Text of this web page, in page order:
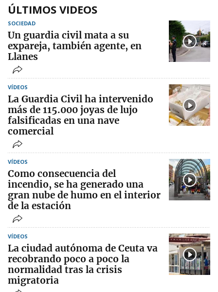
ÚLTIMOS VIDEOS
SOCIEDAD
Un guardia civil mata a su
expareja, también agente, en
Llanes
VÍDEOS
La Guardia Civil ha intervenido
más de 115.000 joyas de lujo
falsificadas en una nave
comercial
VÍDEOS
Como consecuencia del
incendio, se ha generado una
gran nube de humo en el interior
de la estación
VÍDEOS
La ciudad autónoma de Ceuta va
recobrando poco a poco la
normalidad tras la crisis
migratoria